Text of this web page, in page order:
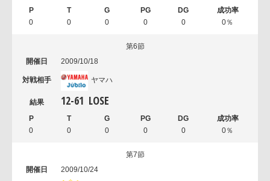
0 0 0 0 0 0％
第6節
2009/10/18
ヤマハ
12-61 LOSE
0 0 0 0 0 0％
第7節
2009/10/24